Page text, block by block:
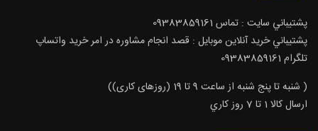
پشتيباني سايت : تماس 09383859161
پشتيباني خريد آنلاين موبايل : قصد انجام مشاوره در امر خرید واتساپ
تلگرام 09383859161
( شنبه تا پنج شنبه از ساعت 9 تا 19 (روزهای کاری))
ارسال كالا 1 تا 7 روز كاري